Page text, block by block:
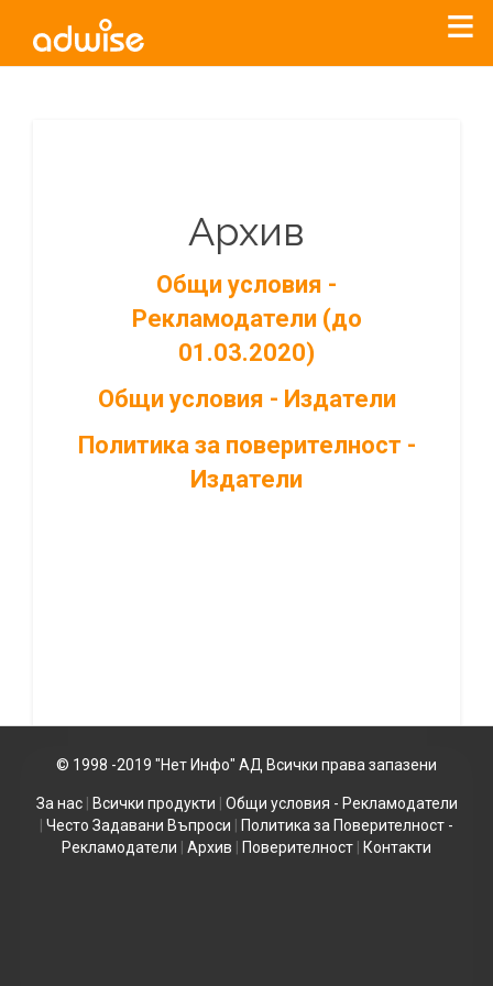
Архив
Общи условия -
Рекламодатели (до
01.03.2020)
Общи условия - Издатели
Политика за поверителност -
Издатели
© 1998 -2019 "Нет Инфо" АД Всички права запазени
За нас| Всички продукти
Общи условия - Рекламодатели
Често Задавани Въпроси
Политика за Поверителност -
Рекламодатели
Архив Поверителност Контакти